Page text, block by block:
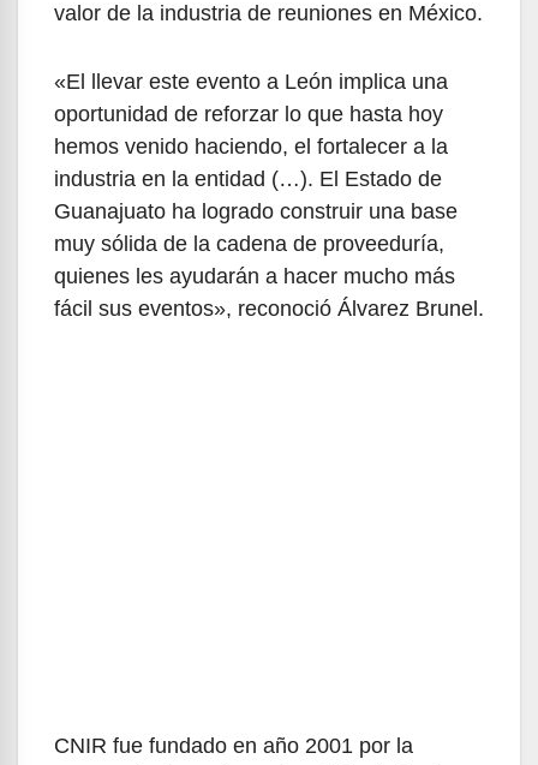
valor de la industria de reuniones en México.
«El llevar este evento a León implica una
oportunidad de reforzar lo que hasta hoy
hemos venido haciendo, el fortalecer a la
industria en la entidad (…). El Estado de
Guanajuato ha logrado construir una base
muy sólida de la cadena de proveeduría,
quienes les ayudarán a hacer mucho más
fácil sus eventos», reconoció Álvarez Brunel.
CNIR fue fundado en año 2001 por la